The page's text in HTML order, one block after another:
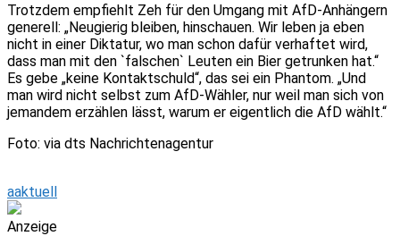
Trotzdem empfiehlt Zeh für den Umgang mit AfD-Anhängern
generell: „Neugierig bleiben, hinschauen. Wir leben ja eben
nicht in einer Diktatur, wo man schon dafür verhaftet wird,
dass man mit den `falschen` Leuten ein Bier getrunken hat.“
Es gebe „keine Kontaktschuld“, das sei ein Phantom. „Und
man wird nicht selbst zum AfD-Wähler, nur weil man sich von
jemandem erzählen lässt, warum er eigentlich die AfD wählt.“
Foto: via dts Nachrichtenagentur
aaktuell
Anzeige